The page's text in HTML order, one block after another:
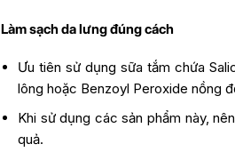
Làm sạch da lưng đúng cách
Ưu tiên sử dụng sữa tắm chứa
lông hoặc Benzoyl Peroxide nồng
Khi sử dụng các sản phẩm này,
quả.